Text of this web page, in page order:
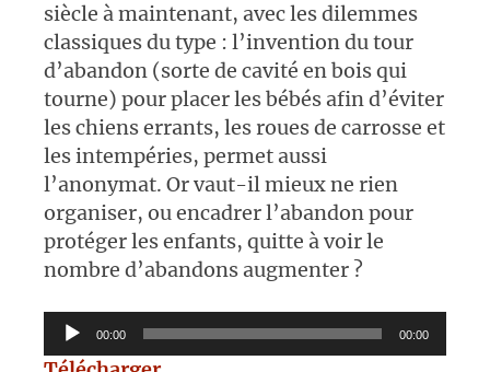
siècle à maintenant, avec les dilemmes
classiques du type : l’invention du tour
d’abandon (sorte de cavité en bois qui
tourne) pour placer les bébés afin d’éviter
les chiens errants, les roues de carrosse et
les intempéries, permet aussi
l’anonymat. Or vaut-il mieux ne rien
organiser, ou encadrer l’abandon pour
protéger les enfants, quitte à voir le
nombre d’abandons augmenter ?
Lecteur
audio
00:00 00:00